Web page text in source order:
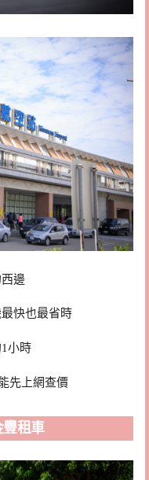
邊
快也最省時
小時
先上網查價
租車